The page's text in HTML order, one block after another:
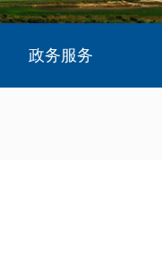
政务服务